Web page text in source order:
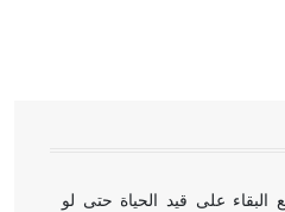
الهندسية التي ارتبطت
الشام ومصر خاصة، حيث يحرص
في الواجهات
على قيد الحياة حتى لو